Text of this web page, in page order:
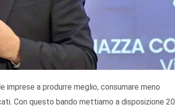
imprese a produrre meglio, consumare meno
Con questo bando mettiamo a disposizione 20